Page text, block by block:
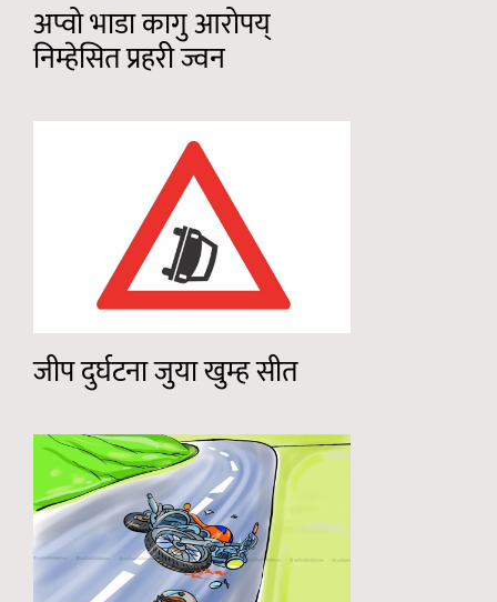
अप्वो भाडा कागु आरोपय्
निम्हेसित प्रहरी ज्वन
जीप दुर्घटना जुया खुम्ह सीत